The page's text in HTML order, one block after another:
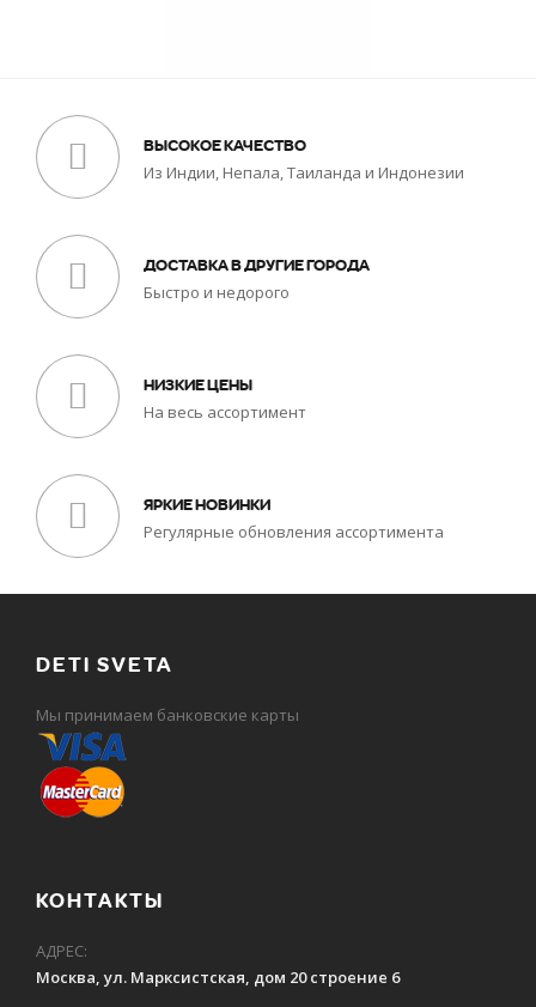
ВЫСОКОЕ КАЧЕСТВО
Из Индии, Непала, Таиланда и Индонезии
ДОСТАВКА В ДРУГИЕ ГОРОДА
Быстро и недорого
НИЗКИЕ ЦЕНЫ
На весь ассортимент
ЯРКИЕ НОВИНКИ
Регулярные обновления ассортимента
DETI SVETA
Мы принимаем банковские карты
КОНТАКТЫ
АДРЕС:
Москва, ул. Марксистская, дом 20 строение 6